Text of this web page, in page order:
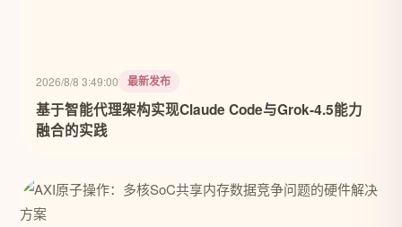
2026/8/8 3:49:00 最新发布
基于智能代理架构实现Claude Code与Grok-4.5能力
融合的实践